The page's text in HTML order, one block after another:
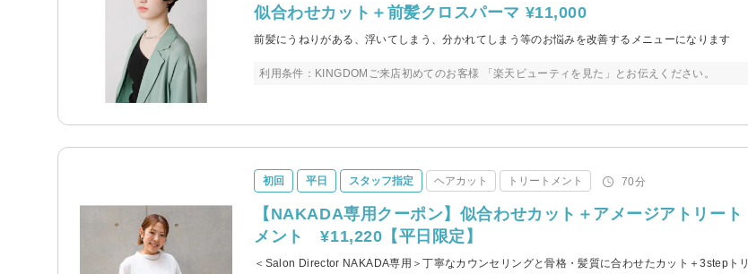
似合わせカット＋前髪クロスパーマ ¥11,000
前髪にうねりがある、浮いてしまう、分かれてしまう等のお悩みを改善するメニューになります
利用条件：KINGDOMご来店初めてのお客様 「楽天ビューティを見た」とお伝えください。
初回 平日 スタッフ指定 ヘアカット トリートメント 70分
【NAKADA専用クーポン】似合わせカット＋アメージアトリート
メント ¥11,220【平日限定】
＜Salon Director NAKADA専用＞丁寧なカウンセリングと骨格・髪質に合わせたカット＋3stepトリ